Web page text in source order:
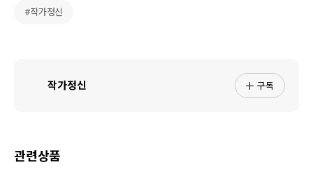
#작가정신
작가정신 구독
관련상품